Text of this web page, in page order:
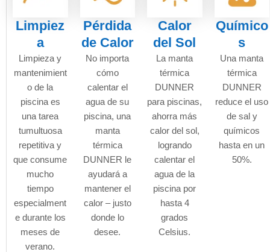
Limpiez
a
Limpieza y
mantenimient
o de la
piscina es
una tarea
tumultuosa
repetitiva y
que consume
mucho
tiempo
especialment
e durante los
meses de
verano.
Pérdida
de Calor
No importa
cómo
calentar el
agua de su
piscina, una
manta
térmica
DUNNER le
ayudará a
mantener el
calor – justo
donde lo
desee.
Calor
del Sol
La manta
térmica
DUNNER
para piscinas,
ahorra más
calor del sol,
logrando
calentar el
agua de la
piscina por
hasta 4
grados
Celsius.
Químico
s
Una manta
térmica
DUNNER
reduce el uso
de sal y
químicos
hasta en un
50%.